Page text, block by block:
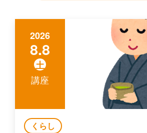
2026
8.8
土
講座
くらし